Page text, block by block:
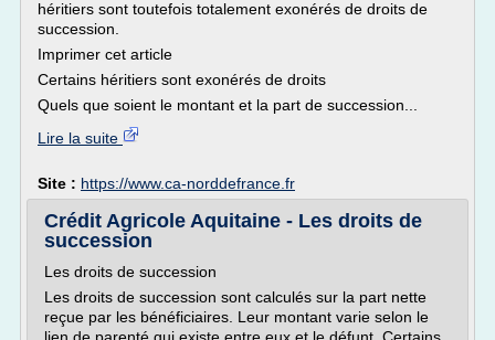
héritiers sont toutefois totalement exonérés de droits de
succession.
Imprimer cet article
Certains héritiers sont exonérés de droits
Quels que soient le montant et la part de succession...
Lire la suite
Site : https://www.ca-norddefrance.fr
Crédit Agricole Aquitaine - Les droits de
succession
Les droits de succession
Les droits de succession sont calculés sur la part nette
reçue par les bénéficiaires. Leur montant varie selon le